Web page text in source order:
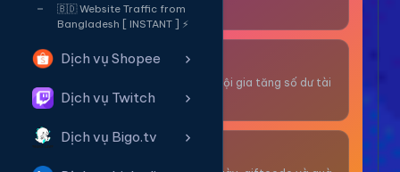
🇧🇩 Website Traffic from
Bangladesh [ INSTANT ] ⚡
Dịch vụ Shopee
Dịch vụ Twitch
Dịch vụ Bigo.tv
cao.
Giải Trí
Thư giãn và có cơ hội gia tăng số dư tài
khoản.